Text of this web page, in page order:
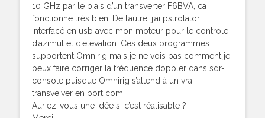
10 GHz par le biais d’un transverter F6BVA, ca
fonctionne très bien. De l’autre, j’ai pstrotator
interfacé en usb avec mon moteur pour le controle
d’azimut et d’élévation. Ces deux programmes
supportent Omnirig mais je ne vois pas comment je
peux faire corriger la fréquence doppler dans sdr-
console puisque Omnirig s’attend à un vrai
transveiver en port com.
Auriez-vous une idée si c’est réalisable ?